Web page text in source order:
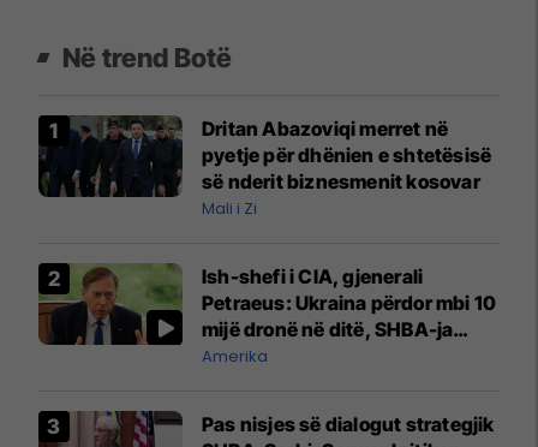
Në trend Botë
Dritan Abazoviqi merret në
pyetje për dhënien e shtetësisë
së nderit biznesmenit kosovar
Mali i Zi
Ish-shefi i CIA, gjenerali
Petraeus: Ukraina përdor mbi 10
mijë dronë në ditë, SHBA-ja
mbetet shumë prapa në
Amerika
Pas nisjes së dialogut strategjik